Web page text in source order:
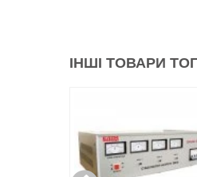
ІНШІ ТОВАРИ